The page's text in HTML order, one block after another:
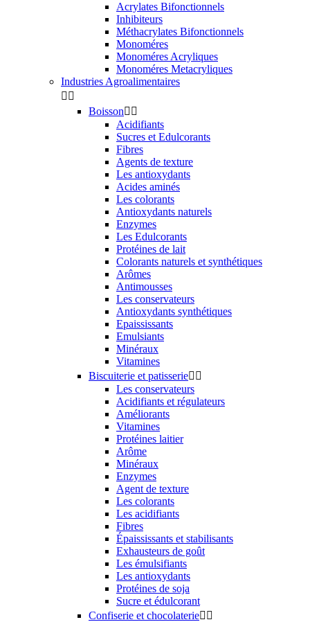
Acrylates Bifonctionnels
Inhibiteurs
Méthacrylates Bifonctionnels
Monoméres
Monoméres Acryliques
Monoméres Metacryliques
Industries Agroalimentaires
 
Boisson 
Acidifiants
Sucres et Edulcorants
Fibres
Agents de texture
Les antioxydants
Acides aminés
Les colorants
Antioxydants naturels
Enzymes
Les Edulcorants
Protéines de lait
Colorants naturels et synthétiques
Arômes
Antimousses
Les conservateurs
Antioxydants synthétiques
Epaississants
Emulsiants
Minéraux
Vitamines
Biscuiterie et patisserie 
Les conservateurs
Acidifiants et régulateurs
Améliorants
Vitamines
Protéines laitier
Arôme
Minéraux
Enzymes
Agent de texture
Les colorants
Les acidifiants
Fibres
Épaississants et stabilisants
Exhausteurs de goût
Les émulsifiants
Les antioxydants
Protéines de soja
Sucre et édulcorant
Confiserie et chocolaterie 